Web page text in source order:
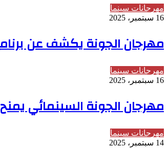
مهرجانات سينما
16 سبتمبر، 2025
مهرجان الجونة يكشف عن برنامج
مهرجانات سينما
16 سبتمبر، 2025
مهرجان الجونة السينمائي
مهرجانات سينما
14 سبتمبر، 2025